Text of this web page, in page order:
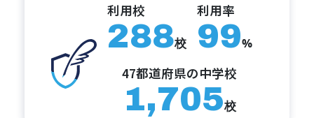
利用校
288校
利用率
99%
47都道府県の中学校
1,705校